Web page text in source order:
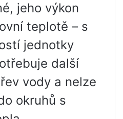
jeho výkon
teplotě – s
jednotky
další
vody a nelze
okruhů s